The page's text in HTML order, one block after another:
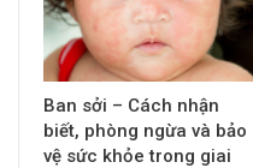
Ban sởi – Cách nhận
biết, phòng ngừa và bảo
vệ sức khỏe trong giai